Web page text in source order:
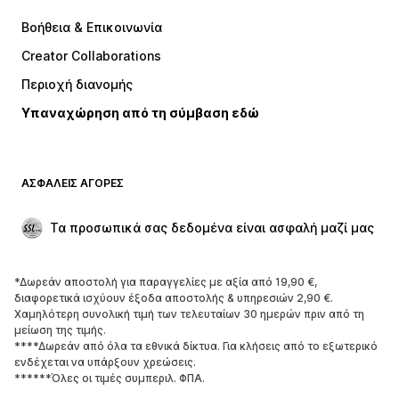
Εσώρουχα
Παλτό
Φούστες
Περιστάσεις
Aποκλειστικά
ΠΑΠΟΎΤΣΙΑ
ΝΕΑ
Trending
Sneakers
Μποτάκια
Γόβες και ψηλοτάκουνα
Βοήθεια & Επικοινωνία
Creator Collaborations
Περιοχή διανομής
Υπαναχώρηση από τη σύμβαση εδώ
ΑΣΦΑΛΕΊΣ ΑΓΟΡΈΣ
Τα προσωπικά σας δεδομένα είναι ασφαλή μαζί μας
*Δωρεάν αποστολή για παραγγελίες με αξία από 19,90 €,
διαφορετικά ισχύουν έξοδα αποστολής & υπηρεσιών 2,90 €.
Χαμηλότερη συνολική τιμή των τελευταίων 30 ημερών πριν από τη
μείωση της τιμής.
****Δωρεάν από όλα τα εθνικά δίκτυα. Για κλήσεις από το εξωτερικό
ενδέχεται να υπάρξουν χρεώσεις.
******Όλες οι τιμές συμπεριλ. ΦΠΑ.